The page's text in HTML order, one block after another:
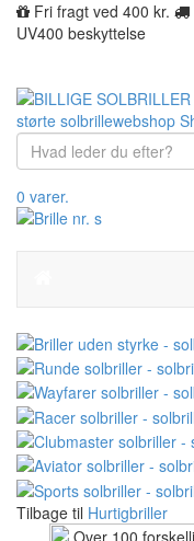
Fri fragt ved 400 kr.
UV400 beskyttelse
0 varer.
Tilbage til Hurtigbriller